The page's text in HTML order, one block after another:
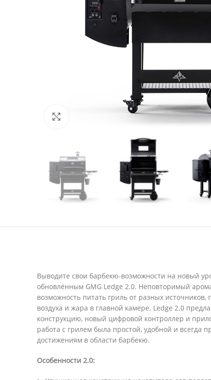
Выводите свои барбекю-возможности на новый
обновлённым GMG Ledge 2.0. Неповторимый
возможность питать гриль от разных источников,
воздуха и жара в главной камере. Ledge 2.0
конструкцию, новый цифровой контроллер и
работа с грилем была простой, удобной и всегда
достижениям в области барбекю.
Особенности 2.0: